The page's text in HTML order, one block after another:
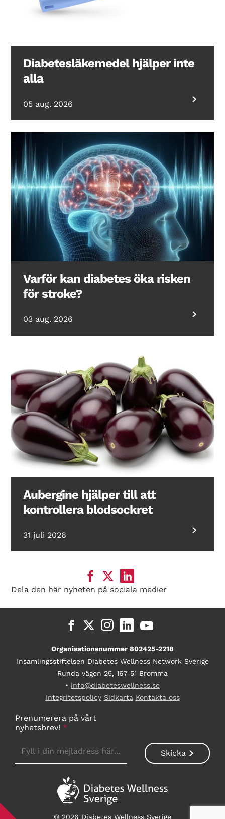
Diabetesläkemedel hjälper inte
alla
05 aug. 2026
Varför kan diabetes öka risken
för stroke?
03 aug. 2026
Aubergine hjälper till att
kontrollera blodsockret
31 juli 2026
Dela den här nyheten på sociala medier
Organisationsnummer 802425-2218
Insamlingsstiftelsen Diabetes Wellness Network Sverige
Runda vägen 25, 167 51 Bromma
• info@diabeteswellness.se
Integritetspolicy Sidkarta Kontakta oss
Prenumerera på vårt
nyhetsbrev! *
© 2026 Diabetes Wellness Sverige